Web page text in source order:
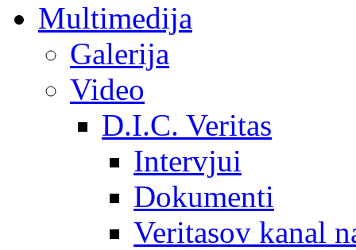
Multimedija
Galerija
Video
D.I.C. Veritas
Intervjui
Dokumenti
Veritasov kanal